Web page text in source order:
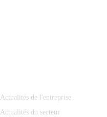
Actualités de l'entreprise
Actualités du secteur